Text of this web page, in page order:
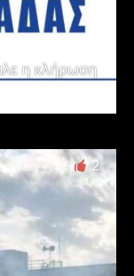
η κλήρωση
2